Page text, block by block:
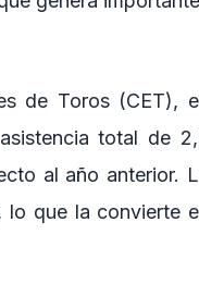
de Toros (CET),
total de
al año anterior.
lo que la convierte